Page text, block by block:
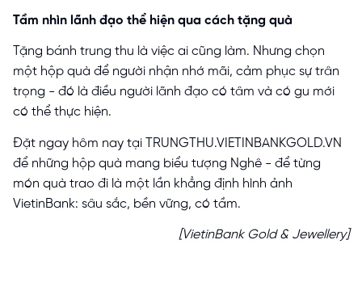
Tầm nhìn lãnh đạo thể hiện qua cách tặng quà
Tặng bánh trung thu là việc ai cũng làm. Nhưng chọn
một hộp quà để người nhận nhớ mãi, cảm phục sự trân
trọng - đó là điều người lãnh đạo có tâm và có gu mới
có thể thực hiện.
Đặt ngay hôm nay tại TRUNGTHU.VIETINBANKGOLD.VN
để những hộp quà mang biểu tượng Nghê - để từng
món quà trao đi là một lần khẳng định hình ảnh
VietinBank: sâu sắc, bền vững, có tầm.
[VietinBank Gold & Jewellery]